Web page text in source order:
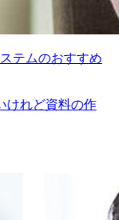
テムのおすすめ
けれど資料の作